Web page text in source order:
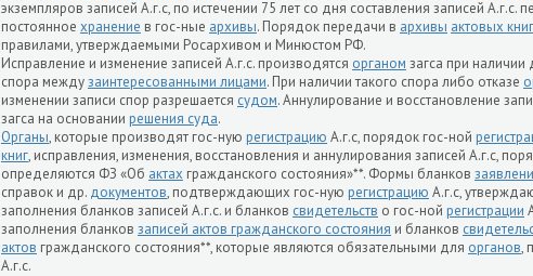
экземпляров записей А.г.с, по истечении 75 лет со дня составления записей А.г.с.
постоянное хранение в гос-ные архивы. Порядок передачи в архивы актовых книг
правилами, утверждаемыми Росархивом и Минюстом РФ.
Исправление и изменение записей А.г.с. производятся органом загса при наличии
спора междузаинтересованными лицами. При наличии такого спора либо отказе
изменении записи спор разрешается судом. Аннулирование и восстановление
загса на основании решения суда.
Органы, которые производят гос-ную регистрацию А.г.с, порядок гос-ной
книг, исправления, изменения, восстановления и аннулирования записей А.г.с,
определяются ФЗ «Об актах гражданского состояния»**. Формы бланков
справок и др. документов, подтверждающих гос-ную регистрацию А.г.с,
заполнения бланков записей А.г.с. и бланков свидетельств о гос-ной регистрации
заполнения бланков записей актов гражданского состояния и бланков
актов гражданского состояния**, которые являются обязательными для органов,
А.г.с.